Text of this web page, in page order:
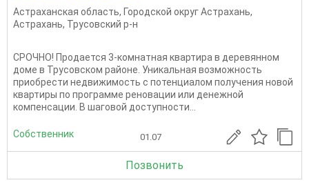
Астраханская область, Городской округ Астрахань,
Астрахань, Трусовский р-н
СРОЧНО! Продается 3-комнатная квартира в деревянном
доме в Трусовском районе. Уникальная возможность
приобрести недвижимость с потенциалом получения новой
квартиры по программе реновации или денежной
компенсации. В шаговой доступности...
Собственник 01.07
Позвонить